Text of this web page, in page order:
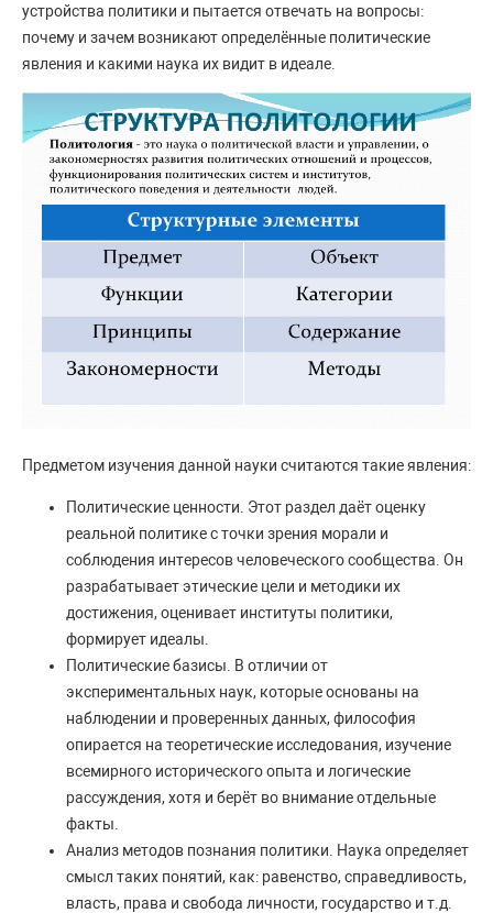
устройства политики и пытается отвечать на вопросы:
почему и зачем возникают определённые политические
явления и какими наука их видит в идеале.
Предметом изучения данной науки считаются такие явления:
Политические ценности. Этот раздел даёт оценку
реальной политике с точки зрения морали и
соблюдения интересов человеческого сообщества. Он
разрабатывает этические цели и методики их
достижения, оценивает институты политики,
формирует идеалы.
Политические базисы. В отличии от
экспериментальных наук, которые основаны на
наблюдении и проверенных данных, философия
опирается на теоретические исследования, изучение
всемирного исторического опыта и логические
рассуждения, хотя и берёт во внимание отдельные
факты.
Анализ методов познания политики. Наука определяет
смысл таких понятий, как: равенство, справедливость,
власть, права и свобода личности, государство и т.д.